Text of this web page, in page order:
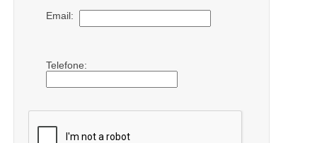
Email:
Telefone: